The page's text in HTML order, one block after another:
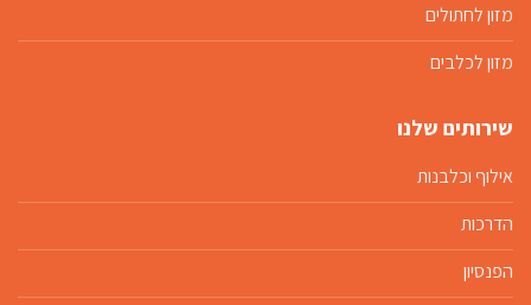
מזון לחתולים
מזון לכלבים
שירותים שלנו
אילוף וכלבנות
הדרכות
הפנסיון